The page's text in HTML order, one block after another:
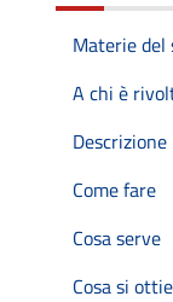
Materie del
A chi è
Descrizione
Come fare
Cosa serve
Cosa si